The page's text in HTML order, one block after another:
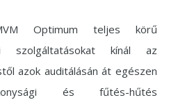
Optimum teljes körű
szolgáltatásokat kínál az
azok auditálásán át egészen
és fűtés-hűtés